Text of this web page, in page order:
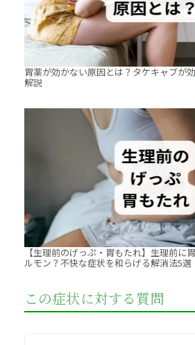
胃薬が効かない原因とは？タケキャブが
解説
【生理前のげっぷ・胃もたれ】生理前に
ルモン？不快な症状を和らげる解消法5選
この症状に対する質問